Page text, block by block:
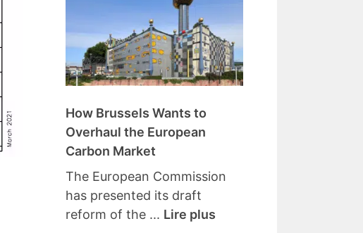
How Brussels Wants to
Overhaul the European
Carbon Market
The European Commission
has presented its draft
reform of the ... Lire plus